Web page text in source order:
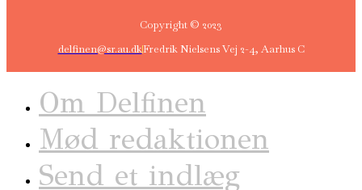
Copyright © 2023
delfinen@sr.au.dkFredrik Nielsens Vej 2-4, Aarhus C
Om Delfinen
Mød redaktionen
Send et indlæg